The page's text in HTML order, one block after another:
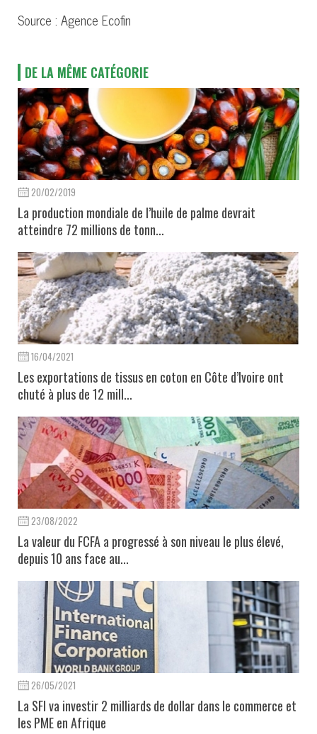
Source : Agence Ecofin
DE LA MÊME CATÉGORIE
20/02/2019
La production mondiale de l’huile de palme devrait
atteindre 72 millions de tonn...
16/04/2021
Les exportations de tissus en coton en Côte d’Ivoire ont
chuté à plus de 12 mill...
23/08/2022
La valeur du FCFA a progressé à son niveau le plus élevé,
depuis 10 ans face au...
26/05/2021
La SFI va investir 2 milliards de dollar dans le commerce et
les PME en Afrique